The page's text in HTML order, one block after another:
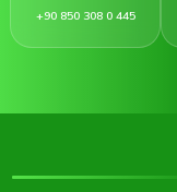
+90 850 308 0 445